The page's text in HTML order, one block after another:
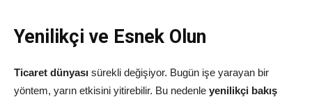
Yenilikçi ve Esnek Olun
Ticaret dünyası sürekli değişiyor. Bugün işe yarayan bir
yöntem, yarın etkisini yitirebilir. Bu nedenle yenilikçi bakış